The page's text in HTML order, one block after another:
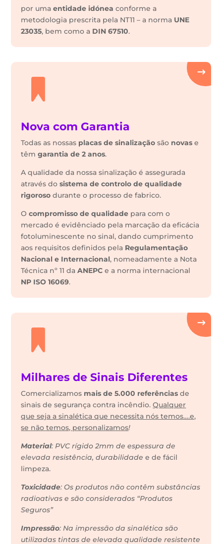
por umaentidade idónea conforme a
metodologia prescrita pela NT11 – a norma UNE
23035, bem como a DIN 67510.
Nova com Garantia
Todas as nossas placas de sinalização são novas e
têmgarantia de 2 anos.
A qualidade da nossa sinalização é assegurada
através dosistema de controlo de qualidade
rigoroso durante o processo de fabrico.
Ocompromisso de qualidade para com o
mercado é evidênciado pela marcação da eficácia
fotoluminescente no sinal, dando cumprimento
aos requisitos definidos pela Regulamentação
Nacional e Internacional, nomeadamente a Nota
Técnica nº 11 daANEPC e a norma internacional
NP ISO 16069.
Milhares de Sinais Diferentes
Comercializamos mais de 5.000 referências de
sinais de segurança contra incêndio.Qualquer
que seja a sinalética que necessita nós temos….e,
se não temos, personalizamos!
Material: PVC rígido 2mm de espessura de
elevada resistência, durabilidadee de fácil
limpeza.
Toxicidade: Os produtos não contêm substâncias
radioativas e são considerados “Produtos
Seguros”
Impressão: Na impressão da sinalética são
utilizadas tintas de elevada qualidade resistente